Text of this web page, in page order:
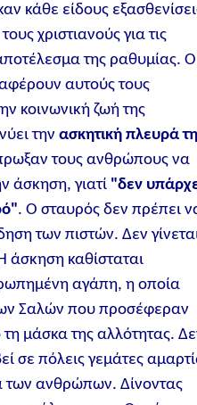
κάθε είδους
χριστιανούς για τις
της ραθυμίας. Ο
αυτούς τους
κοινωνική ζωή της
τηνασκητική πλευρά
τους ανθρώπους να
άσκηση, γιατί "δεν
. Ο σταυρός δεν πρέπει
των πιστών. Δεν
άσκηση καθίσταται
αγάπη, η οποία
Σαλών που προσέφεραν
μάσκα της αλλότητας.
σε πόλεις γεμάτες
των ανθρώπων. Δίνοντας